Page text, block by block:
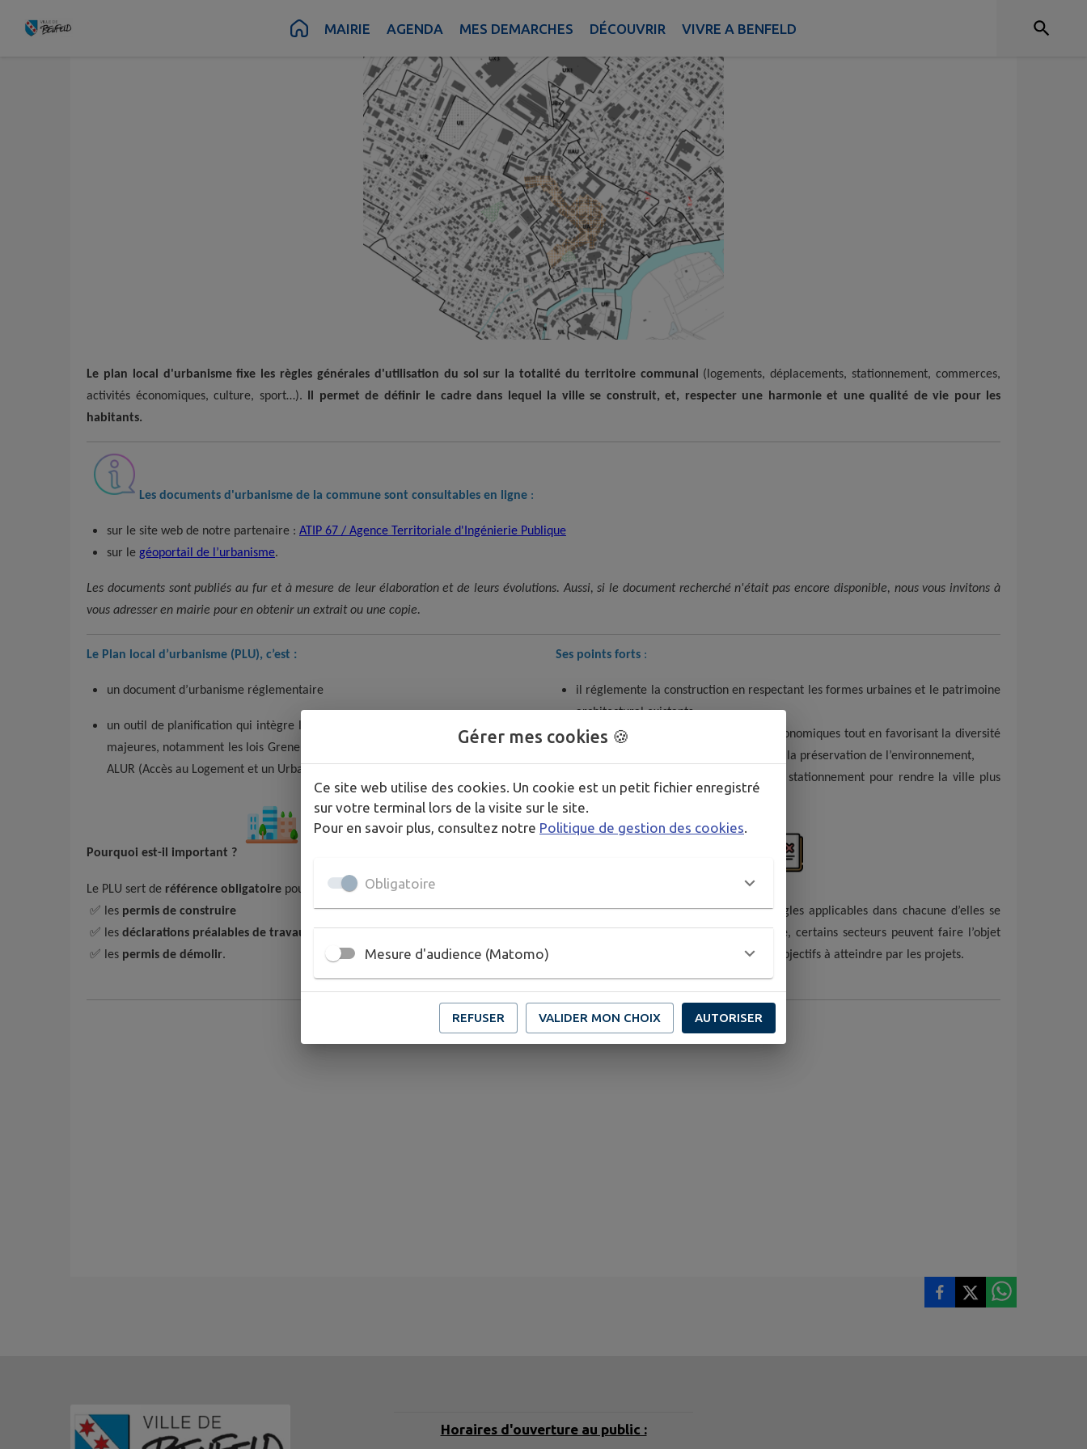
Contenu Pied de page MAIRIE AGENDA MES DEMARCHES DÉCOUVRIR VIVRE A BENFELD
Le plan local d'urbanisme fixe les règles générales d'utilisation du sol sur la totalité du territoire communal
(logements, déplacements, stationnement, commerces,
activités économiques, culture, sport…).
Il permet de définir le cadre dans lequel la ville se construit, et, respecter une harmonie et une qualité de vie pour les
habitants.
Les documents d'urbanisme de la commune sont consultables en ligne :
sur le site web de notre partenaire : ATIP 67 / Agence Territoriale d'Ingénierie Publique
sur le géoportail de l’urbanisme.
Les documents sont publiés au fur et à mesure de leur élaboration et de leurs évolutions. Aussi, si le document recherché n'était pas encore disponible, nous vous invitons à
vous adresser en mairie pour en obtenir un extrait ou une copie.
Le Plan local d’urbanisme (PLU), c’est :
un document d’urbanisme réglementaire
un outil de planification qui intègre les évolutions législatives et réglementaires
majeures, notamment les lois Grenelle (03 août 2009 et 12 juillet 2010) et la loi
ALUR (Accès au Logement et un Urbanisme Rénové – 24 mars 2014).
Pourquoi est-il important ?
Le PLU sert de référence obligatoire pour :
✅ les permis de construire
✅ les déclarations préalables de travaux (ravalement, clôture, extension…)
✅ les permis de démolir.
Ses points forts :
il réglemente la construction en respectant les formes urbaines et le patrimoine
architectural existants,
il développe l’habitat et les activités économiques tout en favorisant la diversité
sociale et fonctionnelle des quartiers et la préservation de l’environnement,
il agit sur les règles de desserte et de stationnement pour rendre la ville plus
Le territoire est découpé en zones, les règles applicables dans chacune d’elles se
En outre, certains secteurs peuvent faire l’objet
d’orientations d’aménagement, fixant des objectifs à atteindre par les projets.
Horaires d'ouverture au public :
Gérer mes cookies 🍪
Ce site web utilise des cookies. Un cookie est un petit fichier enregistré
sur votre terminal lors de la visite sur le site.
Pour en savoir plus, consultez notre Politique de gestion des cookies.
Obligatoire
Mesure d'audience (Matomo)
REFUSER VALIDER MON CHOIX AUTORISER